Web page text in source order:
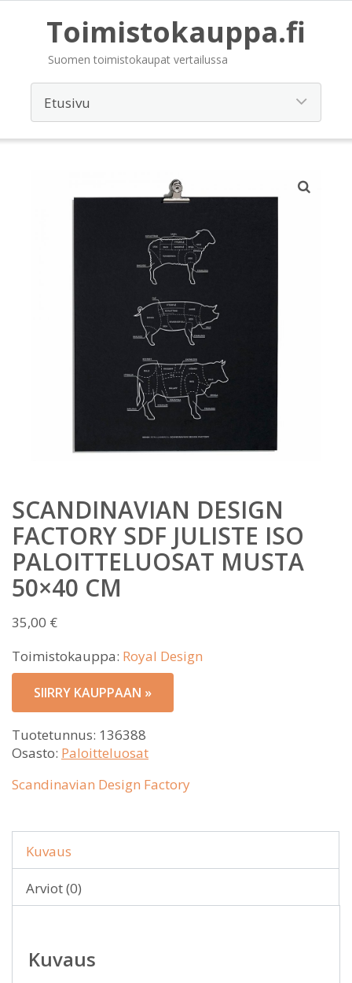
Toimistokauppa.fi
Suomen toimistokaupat vertailussa
SCANDINAVIAN DESIGN
FACTORY SDF JULISTE ISO
PALOITTELUOSAT MUSTA
50×40 CM
35,00 €
Toimistokauppa: Royal Design
SIIRRY KAUPPAAN »
Tuotetunnus: 136388
Osasto: Paloitteluosat
Scandinavian Design Factory
Kuvaus
Arviot (0)
Kuvaus